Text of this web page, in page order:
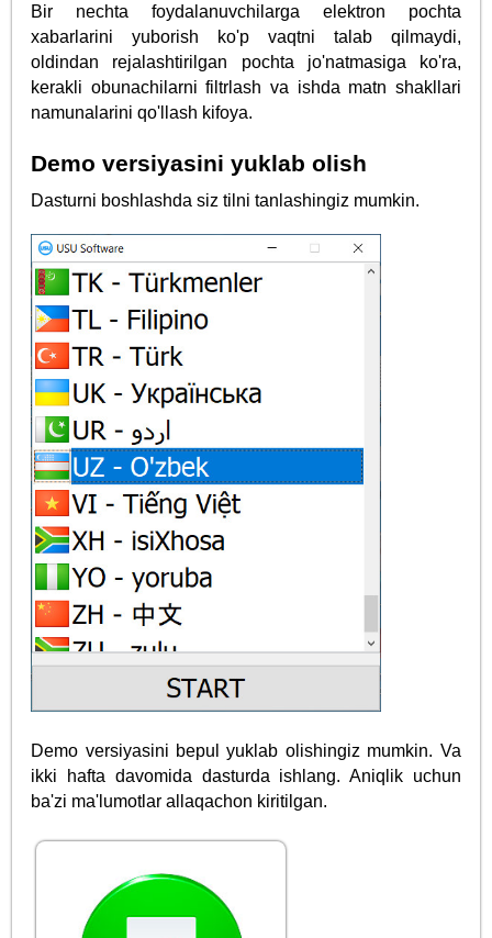
Bir nechta foydalanuvchilarga elektron pochta
xabarlarini yuborish ko'p vaqtni talab qilmaydi,
oldindan rejalashtirilgan pochta jo'natmasiga ko'ra,
kerakli obunachilarni filtrlash va ishda matn shakllari
namunalarini qo'llash kifoya.
Demo versiyasini yuklab olish
Dasturni boshlashda siz tilni tanlashingiz mumkin.
Demo versiyasini bepul yuklab olishingiz mumkin. Va
ikki hafta davomida dasturda ishlang. Aniqlik uchun
ba'zi ma'lumotlar allaqachon kiritilgan.